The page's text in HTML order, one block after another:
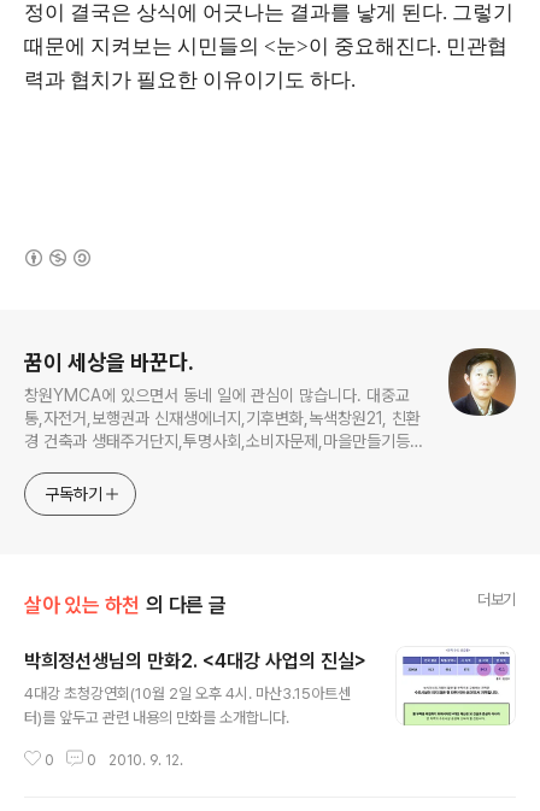
정이 결국은 상식에 어긋나는 결과를 낳게 된다. 그렇기
때문에 지켜보는 시민들의 <눈>이 중요해진다. 민관협
력과 협치가 필요한 이유이기도 하다.
꿈이 세상을 바꾼다.
창원YMCA에 있으면서 동네 일에 관심이 많습니다. 대중교
통,자전거,보행권과 신재생에너지,기후변화,녹색창원21, 친환
경 건축과 생태주거단지,투명사회,소비자문제,마을만들기등...
구독하기
살아 있는 하천 의 다른 글 더보기
박희정선생님의 만화2. <4대강 사업의 진실>
4대강 초청강연회(10월 2일 오후 4시. 마산3.15아트센
터)를 앞두고 관련 내용의 만화를 소개합니다.
0 0 2010. 9. 12.